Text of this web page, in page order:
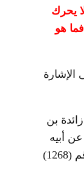
يحرك
هو
الإشارة
بن
أبيه
عن وائل بن حجر ، عند النسائي برقم (1268)